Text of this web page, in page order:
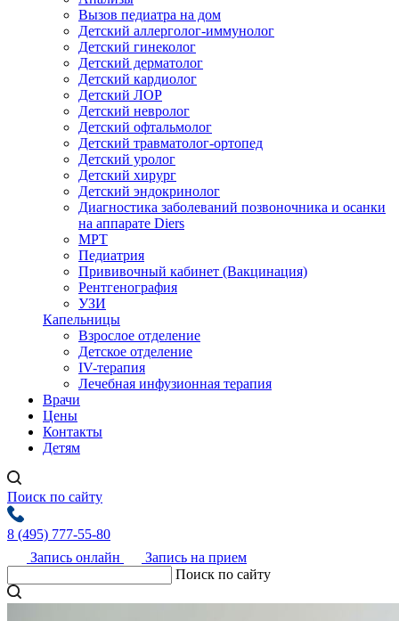
Вызов педиатра на дом
Детский аллерголог-иммунолог
Детский гинеколог
Детский дерматолог
Детский кардиолог
Детский ЛОР
Детский невролог
Детский офтальмолог
Детский травматолог-ортопед
Детский уролог
Детский хирург
Детский эндокринолог
Диагностика заболеваний позвоночника и осанки
на аппарате Diers
МРТ
Педиатрия
Прививочный кабинет (Вакцинация)
Рентгенография
УЗИ
Капельницы
Взрослое отделение
Детское отделение
IV-терапия
Лечебная инфузионная терапия
Врачи
Цены
Контакты
Детям
Поиск по сайту
8 (495) 777-55-80
Запись онлайн
Запись на прием
Поиск по сайту